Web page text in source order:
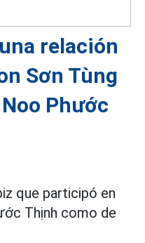
relación
Sơn Tùng
Phước
que participó en
Thịnh como de